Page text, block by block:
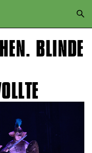
BLINDE